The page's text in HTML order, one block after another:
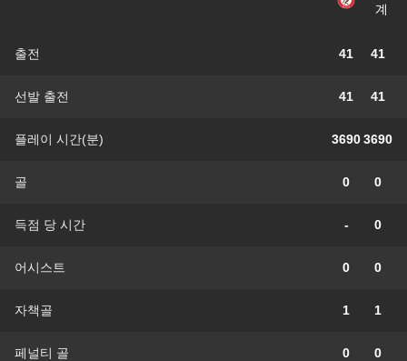
계
출전 41 41
선발 출전 41 41
플레이 시간(분) 36903690
골 0 0
득점 당 시간 - 0
어시스트 0 0
자책골 1 1
페널티 골 0 0